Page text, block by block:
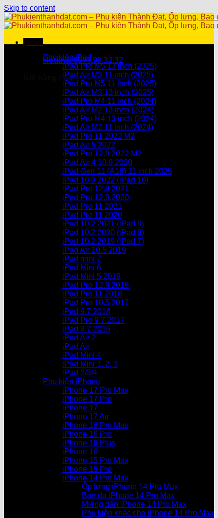
Skip to content
Hotline: 0971.99.32.32
Giỏ hàng /0₫
Chưa có sản phẩm trong giỏ hàng.
Chưa có sản phẩm trong giỏ hàng.
Danh mục sản phẩm
Phụ kiện iPad
iPad Pro M5 13 inch (2025)
iPad Air M3 11 inch (2025)
iPad Pro M5 11 inch (2025)
iPad Air M3 13 inch (2025)
iPad Pro M4 11 inch (2024)
iPad Air M2 13 inch (2024)
iPad Pro M4 13 inch (2024)
iPad Air M2 11 inch (2024)
iPad Pro 11 2022 M2
iPad Air 5 2022
iPad Pro 12.9 2022 M2
iPad Air 4 10.9 2020
iPad Gen 11 (A16) 11 inch 2025
iPad 10.9 2022 (iPad 10)
iPad Pro 12.9 2021
iPad Pro 12.9.2020
iPad Pro 11 2021
iPad Pro 11 2020
iPad 10.2 2021 (iPad 9)
iPad 10.2 2020 (iPad 8)
iPad 10.2 2019 (iPad 7)
iPad Air 10.5 2019
iPad mini 7
iPad Mini 6
iPad Mini 5 2019
iPad Pro 12.9 2018
iPad Pro 11 2018
iPad Pro 10.5 2017
iPad 9.7 2018
iPad Pro 9.7 2017
iPad 9.7 2016
iPad Air 2
iPad Air
iPad Mini 4
iPad Mini 1, 2, 3
iPad 2/3/4
Phụ kiện iPhone
iPhone 17 Pro Max
iPhone 17 Pro
iPhone 17
iPhone 17 Air
iPhone 16 Pro Max
iPhone 16 Pro
iPhone 16 Plus
iPhone 16
iPhone 15 Pro Max
iPhone 15 Pro
iPhone 14 Pro Max
Ốp lưng iPhone 14 Pro Max
Bao da iPhone 14 Pro Max
Miếng dán iPhone 14 Pro Max
Phụ kiện khác cho iPhone 14 Pro Max